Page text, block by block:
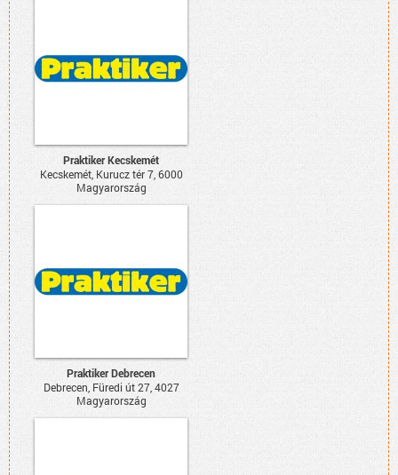
Praktiker Kecskemét
Kecskemét, Kurucz tér 7, 6000
Magyarország
Praktiker Debrecen
Debrecen, Füredi út 27, 4027
Magyarország